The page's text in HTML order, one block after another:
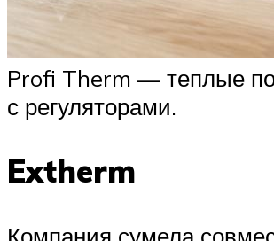
Profi Therm — теплые
с регуляторами.
Extherm